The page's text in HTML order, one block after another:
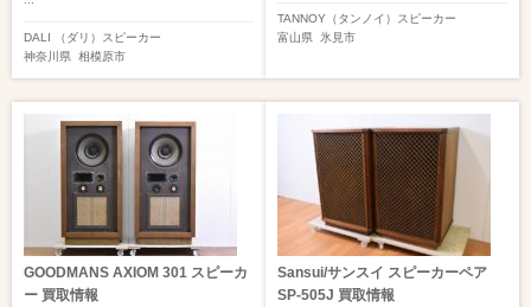
DALI （ダリ） スピーカー
神奈川県 相模原市
TANNOY（タンノイ） スピーカー
富山県
氷見市
GOODMANS AXIOM 301 スピーカ
ー 買取情報
Sansui/サンスイ スピーカーペア
SP-505J 買取情報